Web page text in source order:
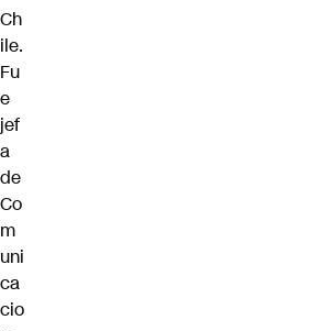
Ch
ile.
Fu
e
jef
a
de
Co
m
uni
ca
cio